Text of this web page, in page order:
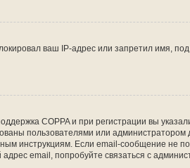
ваш IP-адрес или запретил имя,
COPPA и при регистрации вы
пользователями или администратором
инструкциям. Если email-сообщение не
email, попробуйте связаться с